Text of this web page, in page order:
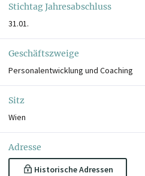
Stichtag Jahresabschluss
31.01.
Geschäftszweige
Personalentwicklung und Coaching
Sitz
Wien
Adresse
Historische Adressen